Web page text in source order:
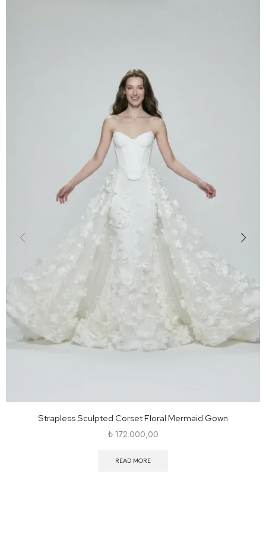
Strapless Sculpted Corset Floral Mermaid Gown
₺172.000,00
READ MORE